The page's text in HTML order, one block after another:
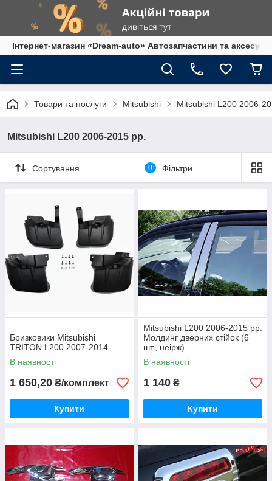
Інтернет-магазин «Dream-auto» Автозапчастини та
Товари та послуги Mitsubishi Mitsubishi L200 2006-
Mitsubishi L200 2006-2015 рр.
Сортування 0 Фільтри
Бризковики Mitsubishi
TRITON L200 2007-2014
В наявності
1 650,20 ₴/комплект
Купити
Mitsubishi L200 2006-2015 рр.
Молдинг дверних стійок (6
шт., неірж)
В наявності
1 140 ₴
Купити